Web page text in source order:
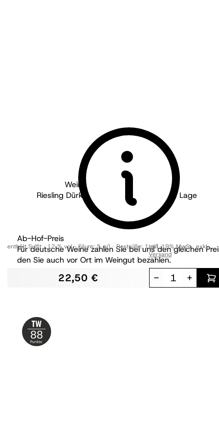
Weingut Pflüger - Pfalz
Riesling Dürkheimer Michelsberg Große Lage
trocken
BIO
Ab-Hof-Preis
Für deutsche Weine zahlen Sie bei uns den gleichen
den Sie auch vor Ort im Weingut bezahlen.
enthält Sulfit 12 % vol Säure:5 g/l Restsüße:1 g/l
22,50 €
Inkl. 19% MwSt.,exkl.
Versand
- +
88